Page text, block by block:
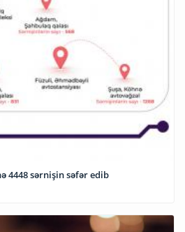
4448 sərnişin səfər edib